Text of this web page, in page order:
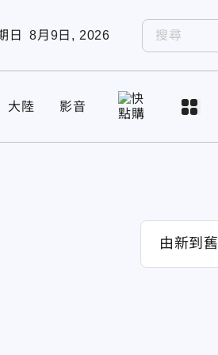
日 8月9日, 2026
大陸 影音
由新到舊